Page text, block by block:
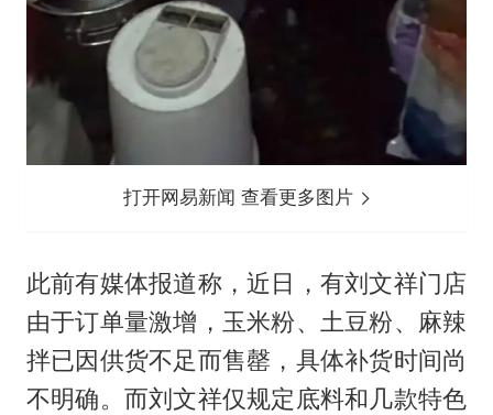
打开网易新闻 查看更多图片
此前有媒体报道称，近日，有刘文祥门店
由于订单量激增，玉米粉、土豆粉、麻辣
拌已因供货不足而售罄，具体补货时间尚
不明确。而刘文祥仅规定底料和几款特色